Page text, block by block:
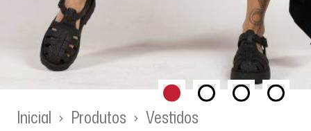
Inicial Produtos Vestidos